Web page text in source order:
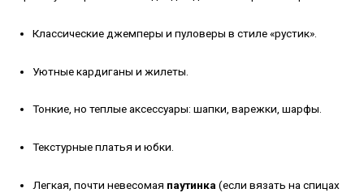
Классические джемперы и пуловеры в стиле «рустик».
Уютные кардиганы и жилеты.
Тонкие, но теплые аксессуары: шапки, варежки, шарфы.
Текстурные платья и юбки.
Легкая, почти невесомая паутинка (если вязать на спицах